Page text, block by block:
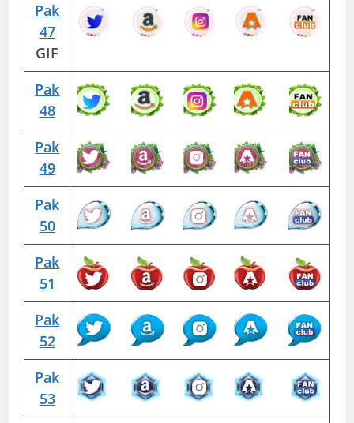
Pak
47
GIF
Pak
48
Pak
49
Pak
50
Pak
51
Pak
52
Pak
53